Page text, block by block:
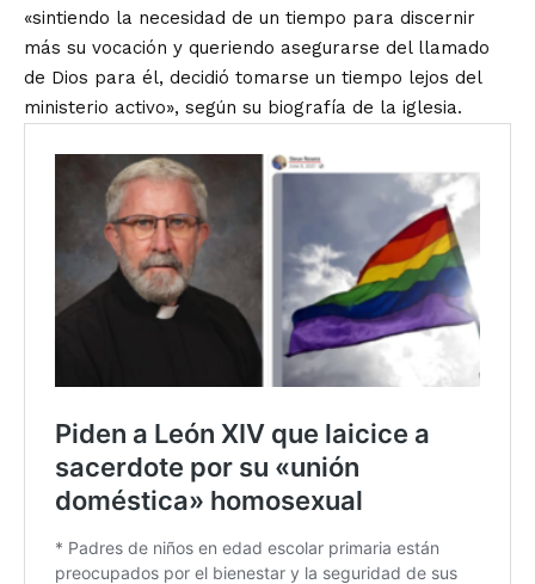
«sintiendo la necesidad de un tiempo para discernir
más su vocación y queriendo asegurarse del llamado
de Dios para él, decidió tomarse un tiempo lejos del
ministerio activo», según su biografía de la iglesia.